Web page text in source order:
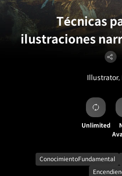
Técnicas
ilustraciones
Illustrator,
Unlimited
ConocimientoFundamental